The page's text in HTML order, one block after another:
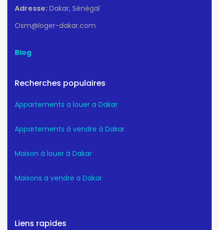
Adresse: Dakar, Sénégal
Osm@loger-dakar.com
Blog
Recherches populaires
Appartements a louer a Dakar
Appartements à vendre à Dakar
Maison à louer à Dakar
Maisons a vendre a Dakar
Liens rapides